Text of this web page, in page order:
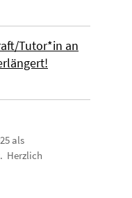
Tutor*in an
als
Herzlich